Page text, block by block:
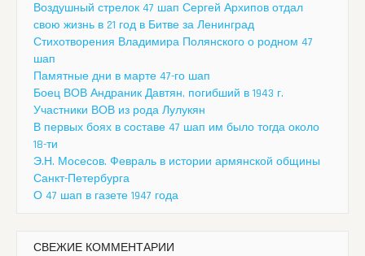
Воздушный стрелок 47 шап Сергей Архипов отдал
свою жизнь в 21 год в Битве за Ленинград
Стихотворения Владимира Полянского о родном 47
шап
Памятные дни в марте 47-го шап
Боец ВОВ Андраник Давтян, погибший в 1943 г.
Участники ВОВ из рода Лулукян
В первых боях в составе 47 шап им было тогда около
18-ти
Э.Н. Мосесов. Февраль в истории армянской общины
Санкт-Петербурга
О 47 шап в газете 1947 года
СВЕЖИЕ КОММЕНТАРИИ